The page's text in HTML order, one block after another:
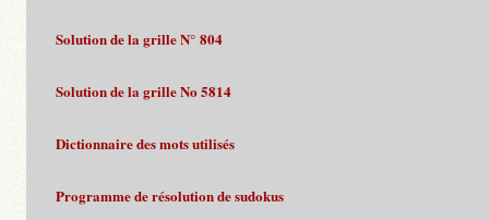
Solution de la grille N° 804
Solution de la grille No 5814
Dictionnaire des mots utilisés
Programme de résolution de sudokus